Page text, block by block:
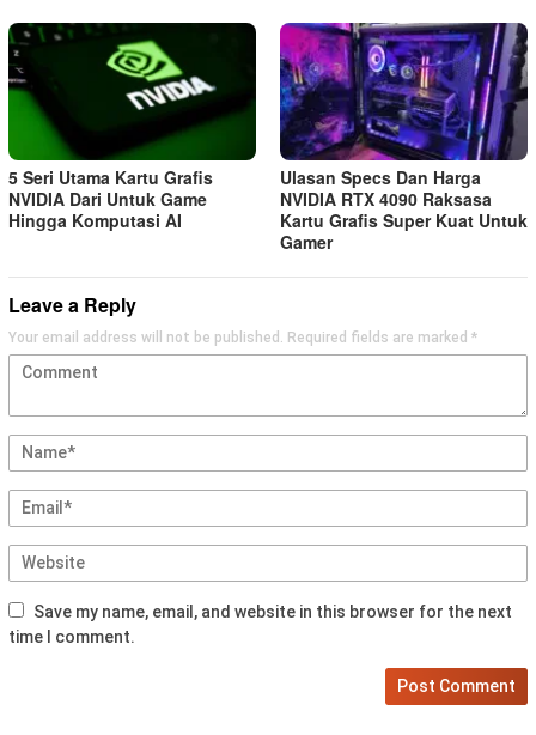
5 Seri Utama Kartu Grafis
NVIDIA Dari Untuk Game
Hingga Komputasi AI
Ulasan Specs Dan Harga
NVIDIA RTX 4090 Raksasa
Kartu Grafis Super Kuat Untuk
Gamer
Leave a Reply
Your email address will not be published. Required fields are marked *
Save my name, email, and website in this browser for the next
time I comment.